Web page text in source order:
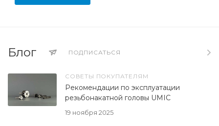
Блог ПОДПИСАТЬСЯ
СОВЕТЫ ПОКУПАТЕЛЯМ
19 ноября 2025
Рекомендации по эксплуатации
резьбонакатной головы UMIC